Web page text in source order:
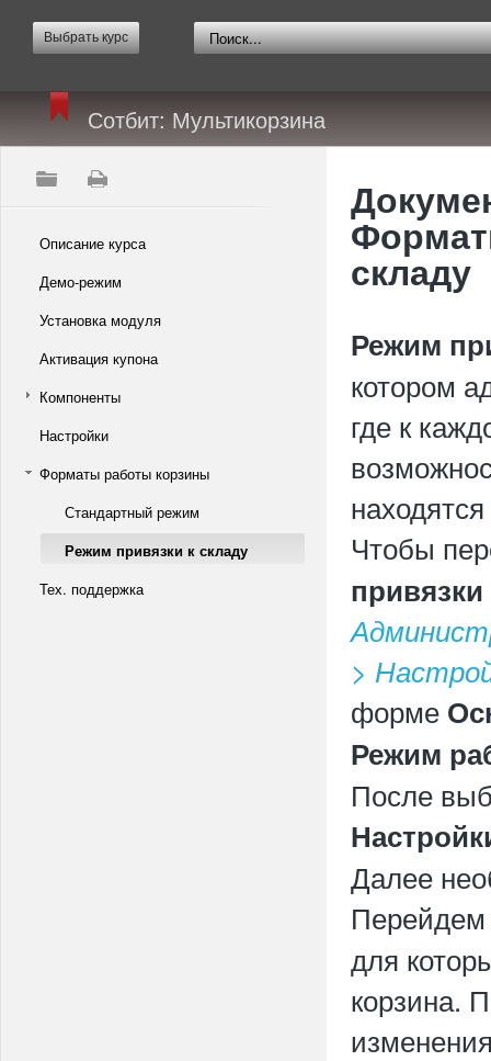
Выбрать курс
Сотбит: Мультикорзина
Описание курса
Демо-режим
Установка модуля
Активация купона
Компоненты
Настройки
Форматы работы корзины
Стандартный режим
Режим привязки к складу
Тех. поддержка
складу
Режим
котором
где к
Чтобы
>
форме
Режим
После
Далее
для
корзина.